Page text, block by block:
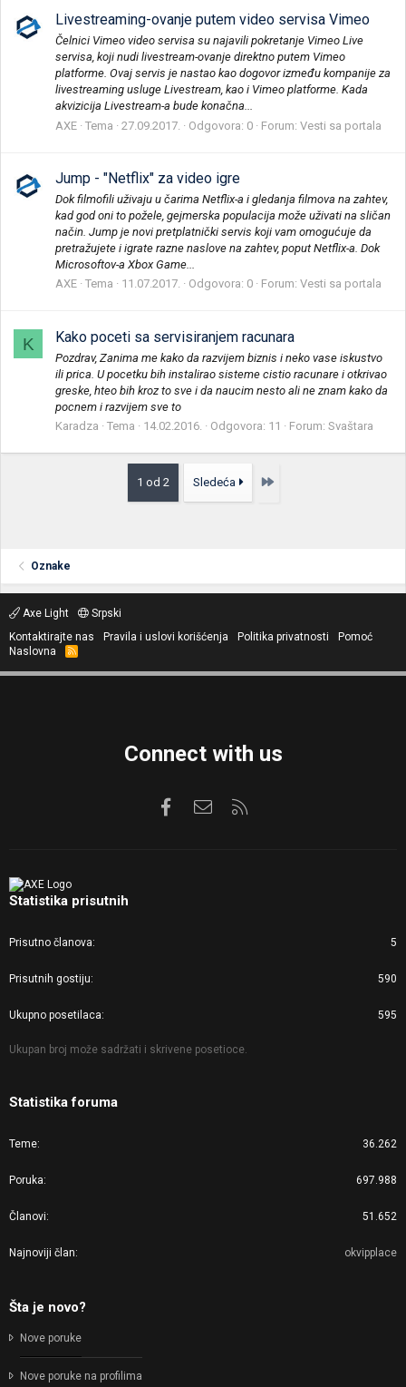
Livestreaming-ovanje putem video servisa Vimeo
Čelnici Vimeo video servisa su najavili pokretanje Vimeo Live
servisa, koji nudi livestream-ovanje direktno putem Vimeo
platforme. Ovaj servis je nastao kao dogovor između kompanije za
livestreaming usluge Livestream, kao i Vimeo platforme. Kada
akvizicija Livestream-a bude konačna...
AXE Tema 27.09.2017. Odgovora: 0 Forum: Vesti sa portala
Jump - "Netflix" za video igre
Dok filmofili uživaju u čarima Netflix-a i gledanja filmova na zahtev,
kad god oni to požele, gejmerska populacija može uživati na sličan
način. Jump je novi pretplatnički servis koji vam omogućuje da
pretražujete i igrate razne naslove na zahtev, poput Netflix-a. Dok
Microsoftov-a Xbox Game...
AXE Tema 11.07.2017. Odgovora: 0 Forum: Vesti sa portala
K Kako poceti sa servisiranjem racunara
Pozdrav, Zanima me kako da razvijem biznis i neko vase iskustvo
ili prica. U pocetku bih instalirao sisteme cistio racunare i otkrivao
greske, hteo bih kroz to sve i da naucim nesto ali ne znam kako da
pocnem i razvijem sve to
Karadza
Tema 14.02.2016. Odgovora: 11 Forum: Svaštara
1 od 2 Sledeća Poslednja
Oznake
Axe Light
Srpski
Kontaktirajte nas
Pravila i uslovi korišćenja Politika privatnosti
Pomoć
Naslovna
R
S
Connect with us
FacebookKontaktirajte nas
Statistika prisutnih
Prisutno članova 5
Prisutnih gostiju 590
Ukupno posetilaca 595
Ukupan broj može sadržati i skrivene posetioce.
Statistika foruma
Teme 36.262
Poruka 697.988
Članovi 51.652
Najnoviji član okvipplace
Šta je novo?
Nove poruke
Nove poruke na profilima